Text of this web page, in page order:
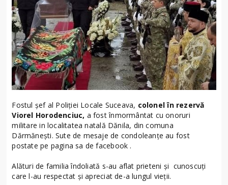
Fostul șef al Poliției Locale Suceava, colonel în rezervă
Viorel Horodenciuc, a fost înmormântat cu onoruri
militare in localitatea natală Dănila, din comuna
Dărmănești. Sute de mesaje de condoleanțe au fost
postate pe pagina sa de facebook .
Alături de familia îndoliată s-au aflat prieteni și cunoscuți
care l-au respectat și apreciat de-a lungul vieții.